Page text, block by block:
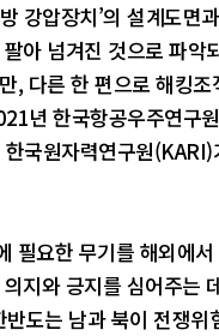
강압장치’의 설계도면
아 넘겨진 것으로 파악
, 다른 한 편으로 해킹조
년 한국항공우주연구
국원자력연구원(KARI)
필요한 무기를 해외에
지와 긍지를 심어주는
도는 남과 북이 전쟁위